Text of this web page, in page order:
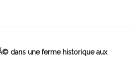
dans une ferme historique aux